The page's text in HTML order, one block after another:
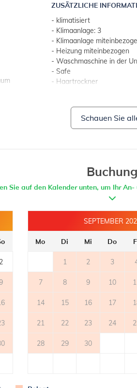
ZUSÄTZLICHE
- klimatisiert
- Klimaanlage: 3
- Klimaanlage
- Heizung miteinbezogen
- Waschmaschine in der
- Safe
- Haartrockner
- SAT-TV
- kostenfreie Nutzung von
BADEZIMMER 3
- badezimmer mit toilette
- badezimmer mit toilette
- mit dusche
BADEZIMMER 2
- badezimmer mit toilette
- mit dusche
Schauen Sie
Buchung
Sie auf den Kalender unten, um Ihr
2
SEPTEMBER
Mo Di Mi Do
1 2 3
7 8 9 10
14 15 16 17
21 22 23 24
28 29 30